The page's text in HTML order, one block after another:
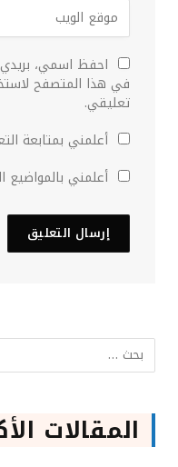
احفظ اسمي، بريدي
في هذا المتصفح
تعليقي.
أعلمني بمتابعة
أعلمني بالمواضيع
المقالات